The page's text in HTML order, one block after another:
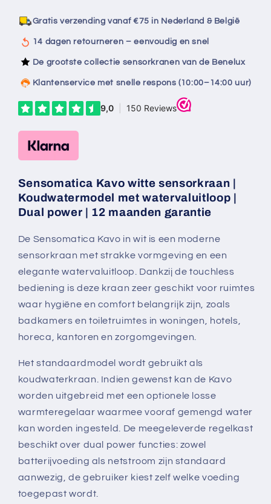
sensorkraan
Koudwatermodel
met
watervaluitloop
sensorkraan
Koudwatermodel
met
Gratis verzending vanaf €75 in Nederland & België
14 dagen retourneren – eenvoudig en snel
De grootste collectie sensorkranen van de Benelux
Klantenservice met snelle respons (10:00–14:00 uur)
Sensomatica Kavo witte sensorkraan |
Koudwatermodel met watervaluitloop |
Dual power | 12 maanden garantie
De Sensomatica Kavo in wit is een moderne
sensorkraan met strakke vormgeving en een
elegante watervaluitloop. Dankzij de touchless
bediening is deze kraan zeer geschikt voor ruimtes
waar hygiëne en comfort belangrijk zijn, zoals
badkamers en toiletruimtes in woningen, hotels,
horeca, kantoren en zorgomgevingen.
Het standaardmodel wordt gebruikt als
koudwaterkraan. Indien gewenst kan de Kavo
worden uitgebreid met een optionele losse
warmteregelaar waarmee vooraf gemengd water
kan worden ingesteld. De meegeleverde regelkast
beschikt over dual power functies: zowel
batterijvoeding als netstroom zijn standaard
aanwezig, de gebruiker kiest zelf welke voeding
toegepast wordt.